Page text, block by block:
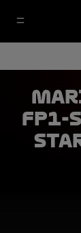
FP1-